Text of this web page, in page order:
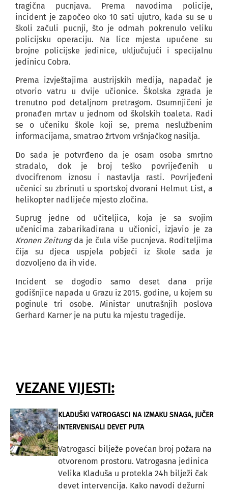
tragična pucnjava. Prema navodima policije,
incident je započeo oko 10 sati ujutro, kada su se u
školi začuli pucnji, što je odmah pokrenulo veliku
policijsku operaciju. Na lice mjesta upućene su
brojne policijske jedinice, uključujući i specijalnu
jedinicu Cobra.
Prema izvještajima austrijskih medija, napadač je
otvorio vatru u dvije učionice. Školska zgrada je
trenutno pod detaljnom pretragom. Osumnjičeni je
pronađen mrtav u jednom od školskih toaleta. Radi
se o učeniku škole koji se, prema neslužbenim
informacijama, smatrao žrtvom vršnjačkog nasilja.
Do sada je potvrđeno da je osam osoba smrtno
stradalo, dok je broj teško povrijeđenih u
dvocifrenom iznosu i nastavlja rasti. Povrijeđeni
učenici su zbrinuti u sportskoj dvorani Helmut List, a
helikopter nadlijeće mjesto zločina.
Suprug jedne od učiteljica, koja je sa svojim
učenicima zabarikadirana u učionici, izjavio je za
Kronen Zeitungda je čula više pucnjeva. Roditeljima
čija su djeca uspjela pobjeći iz škole sada je
dozvoljeno da ih vide.
Incident se dogodio samo deset dana prije
godišnjice napada u Grazu iz 2015. godine, u kojem su
poginule tri osobe. Ministar unutrašnjih poslova
Gerhard Karner je na putu ka mjestu tragedije.
VEZANE VIJESTI:
KLADUŠKI VATROGASCI NA IZMAKU SNAGA, JUČER
INTERVENISALI DEVET PUTA
Vatrogasci bilježe povećan broj požara na
otvorenom prostoru. Vatrogasna jedinica
Velika Kladuša u protekla 24h bilježi čak
devet intervencija. Kako navodi dežurni